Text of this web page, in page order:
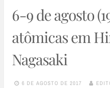
6-9 de agosto
atômicas em
Nagasaki
6 DE AGOSTO DE 2017